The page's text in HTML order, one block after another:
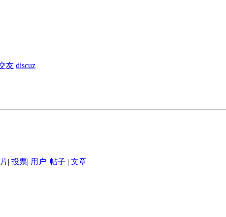
友 discuz
| 投票| 用户| 帖子 | 文章